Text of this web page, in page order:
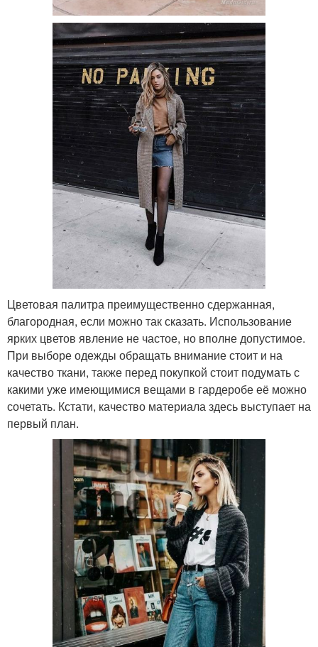
Цветовая палитра преимущественно сдержанная,
благородная, если можно так сказать. Использование
ярких цветов явление не частое, но вполне допустимое.
При выборе одежды обращать внимание стоит и на
качество ткани, также перед покупкой стоит подумать с
какими уже имеющимися вещами в гардеробе её можно
сочетать. Кстати, качество материала здесь выступает на
первый план.